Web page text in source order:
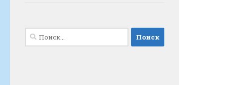
Найти: